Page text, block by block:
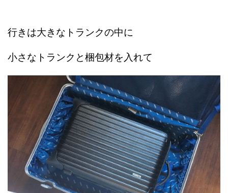
行きは大きなトランクの中に
小さなトランクと梱包材を入れて